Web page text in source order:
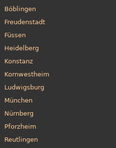
Böblingen
Freudenstadt
Füssen
Heidelberg
Konstanz
Kornwestheim
Ludwigsburg
München
Nürnberg
Pforzheim
Reutlingen